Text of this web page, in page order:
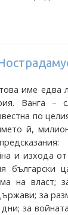
име едва
Ванга –
по
й,
и изхода
български
на власт;
за
за